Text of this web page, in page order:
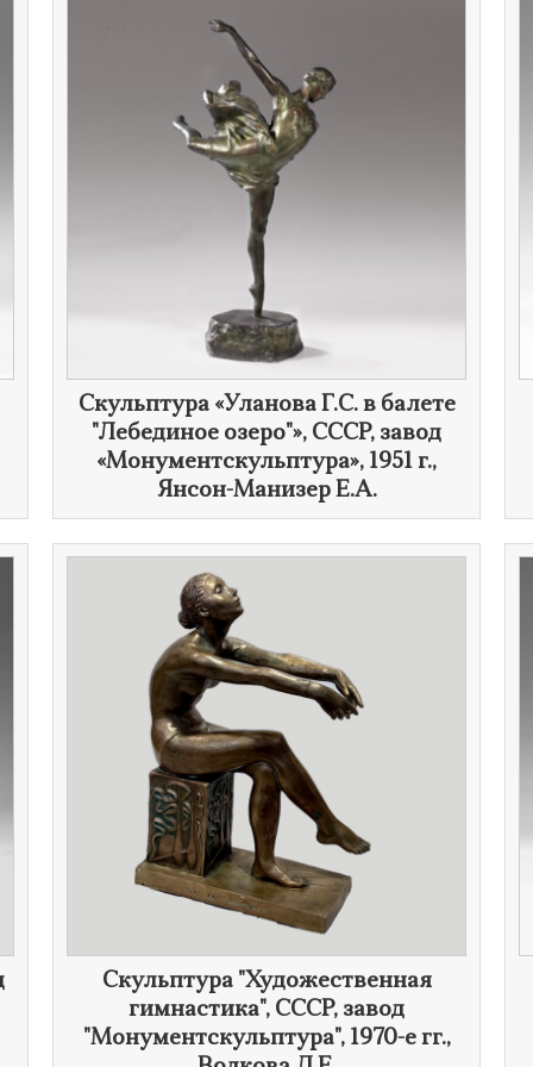
Скульптура «Уланова Г.С. в балете
"Лебединое озеро"», СССР, завод
«Монументскульптура», 1951 г.,
Янсон-Манизер Е.А.
Скульптура "Художественная
гимнастика", СССР, завод
"Монументскульптура", 1970-е гг.,